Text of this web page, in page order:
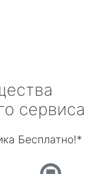
сервиса
Бесплатно!*